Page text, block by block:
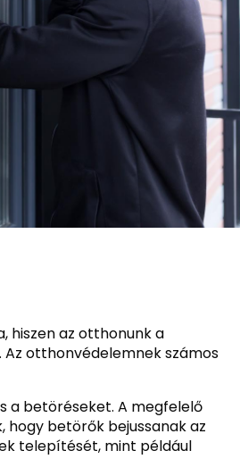
hiszen az otthonunk a
otthonvédelemnek számos
a betöréseket. A megfelelő
hogy betörők bejussanak az
telepítését, mint például